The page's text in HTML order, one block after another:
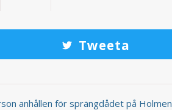
Tweeta
anhållen för sprängdådet på Holmen